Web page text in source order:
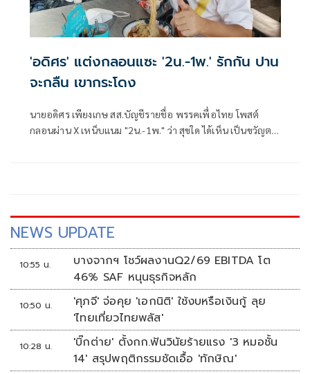
'อดิศร' แต่งกลอนแซะ '2น.-1พ.' รักกัน ปาน
จะกลืน เขากระโดง
นายอดิศร เพียงเกษ สส.บัญชีรายชื่อ พรรคเพื่อไทย โพสต์
กลอนผ่าน X เหน็บแนม "2น.-1พ." ว่า สุขใด ได้เห็น เป็นขวัญตา
NEWS UPDATE
10:55 น.
บางจากฯ โชว์ผลงานQ2/69 EBITDA โต
46% SAF หนุนธุรกิจหลัก
10:50 น.
'ศุภจี' จ่อคุย 'เอกนิติ' ใช้งบหรือเงินกู้ ลุย
'ไทยเที่ยวไทยพลัส'
10:28 น.
'บิ๊กต่าย' ตั้งกก.ฟันวินัยร้ายแรง '3 หมอชั้น
14' สรุปพฤติกรรมชัดเอื้อ 'ทักษิณ'